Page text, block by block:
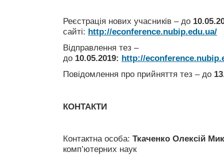
Реєстрація нових учасників – до
сайті: http://econference.nubip.edu.ua/
Відправлення тез –
до 10.05.2019: http://
Повідомлення про прийняття тез – до
КОНТАКТИ
Контактна особа: Ткаченко Олексій
комп’ютерних наук